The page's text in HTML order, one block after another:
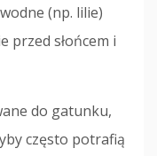
(np. lilie)
przed słońcem i
do gatunku,
często potrafią